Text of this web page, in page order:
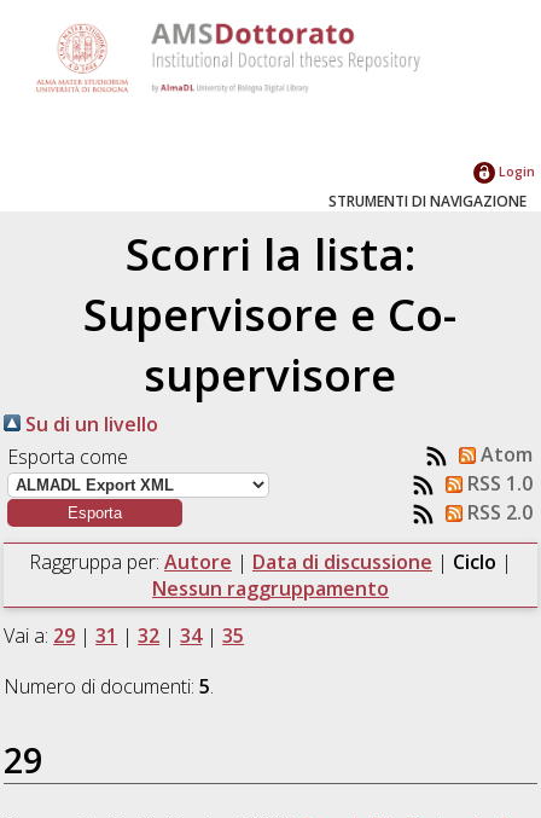
Login
STRUMENTI DI NAVIGAZIONE
Scorri la lista:
Supervisore e Co-
supervisore
Su di un livello
Esporta come
Atom
RSS 1.0
RSS 2.0
Raggruppa per: Autore | Data di discussione | Ciclo |
Nessun raggruppamento
Vai a: 29 |31 |32 |34|35
Numero di documenti:5.
29